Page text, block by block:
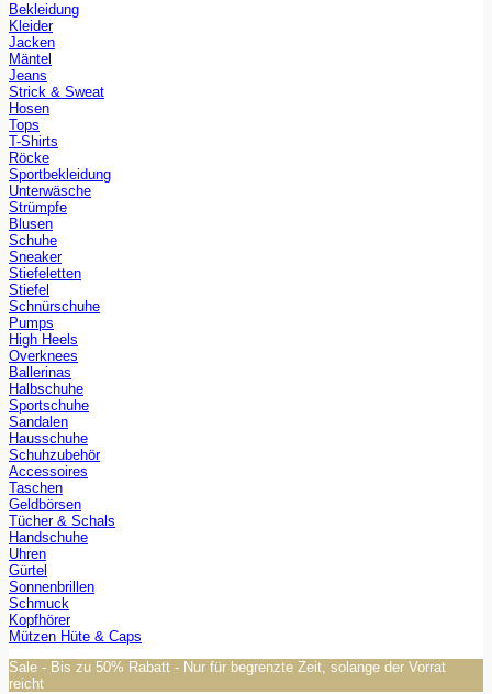
Bekleidung
Kleider
Jacken
Mäntel
Jeans
Strick & Sweat
Hosen
Tops
T-Shirts
Röcke
Sportbekleidung
Unterwäsche
Strümpfe
Blusen
Schuhe
Sneaker
Stiefeletten
Stiefel
Schnürschuhe
Pumps
High Heels
Overknees
Ballerinas
Halbschuhe
Sportschuhe
Sandalen
Hausschuhe
Schuhzubehör
Accessoires
Taschen
Geldbörsen
Tücher & Schals
Handschuhe
Uhren
Gürtel
Sonnenbrillen
Schmuck
Kopfhörer
Mützen Hüte & Caps
Sale - Bis zu 50% Rabatt - Nur für begrenzte Zeit, solange der Vorrat
reicht